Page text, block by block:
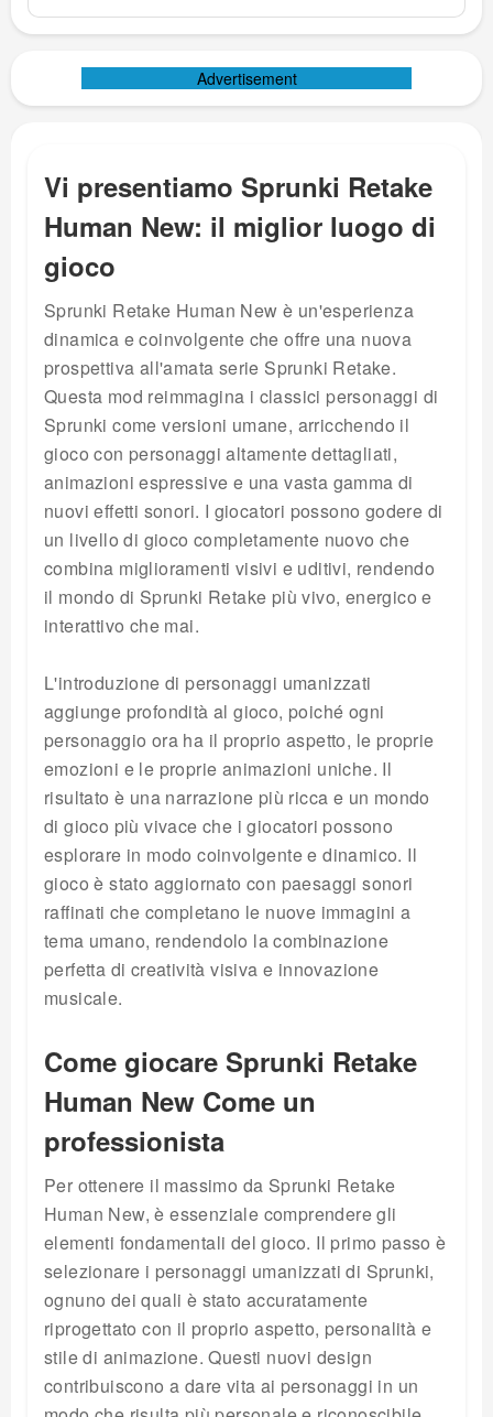
Advertisement
Vi presentiamo Sprunki Retake
Human New: il miglior luogo di
gioco
Sprunki Retake Human New è un'esperienza
dinamica e coinvolgente che offre una nuova
prospettiva all'amata serie Sprunki Retake.
Questa mod reimmagina i classici personaggi di
Sprunki come versioni umane, arricchendo il
gioco con personaggi altamente dettagliati,
animazioni espressive e una vasta gamma di
nuovi effetti sonori. I giocatori possono godere di
un livello di gioco completamente nuovo che
combina miglioramenti visivi e uditivi, rendendo
il mondo di Sprunki Retake più vivo, energico e
interattivo che mai.
L'introduzione di personaggi umanizzati
aggiunge profondità al gioco, poiché ogni
personaggio ora ha il proprio aspetto, le proprie
emozioni e le proprie animazioni uniche. Il
risultato è una narrazione più ricca e un mondo
di gioco più vivace che i giocatori possono
esplorare in modo coinvolgente e dinamico. Il
gioco è stato aggiornato con paesaggi sonori
raffinati che completano le nuove immagini a
tema umano, rendendolo la combinazione
perfetta di creatività visiva e innovazione
musicale.
Come giocare Sprunki Retake
Human New Come un
professionista
Per ottenere il massimo da Sprunki Retake
Human New, è essenziale comprendere gli
elementi fondamentali del gioco. Il primo passo è
selezionare i personaggi umanizzati di Sprunki,
ognuno dei quali è stato accuratamente
riprogettato con il proprio aspetto, personalità e
stile di animazione. Questi nuovi design
contribuiscono a dare vita ai personaggi in un